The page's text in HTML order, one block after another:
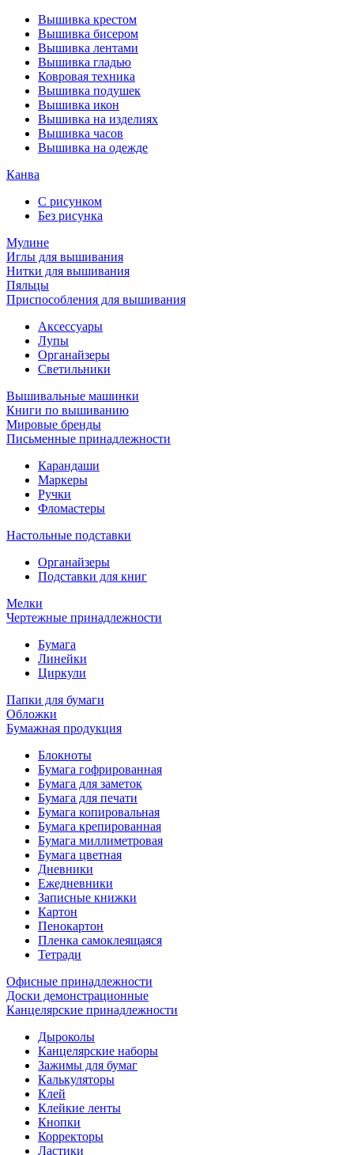
Вышивка крестом
Вышивка бисером
Вышивка лентами
Вышивка гладью
Ковровая техника
Вышивка подушек
Вышивка икон
Вышивка на изделиях
Вышивка часов
Вышивка на одежде
Канва
С рисунком
Без рисунка
Мулине
Иглы для вышивания
Нитки для вышивания
Пяльцы
Приспособления для вышивания
Аксессуары
Лупы
Органайзеры
Светильники
Вышивальные машинки
Книги по вышиванию
Мировые бренды
Письменные принадлежности
Карандаши
Маркеры
Ручки
Фломастеры
Настольные подставки
Органайзеры
Подставки для книг
Мелки
Чертежные принадлежности
Бумага
Линейки
Циркули
Папки для бумаги
Обложки
Бумажная продукция
Блокноты
Бумага гофрированная
Бумага для заметок
Бумага для печати
Бумага копировальная
Бумага крепированная
Бумага миллиметровая
Бумага цветная
Дневники
Ежедневники
Записные книжки
Картон
Пенокартон
Пленка самоклеящаяся
Тетради
Офисные принадлежности
Доски демонстрационные
Канцелярские принадлежности
Дыроколы
Канцелярские наборы
Зажимы для бумаг
Калькуляторы
Клей
Клейкие ленты
Кнопки
Корректоры
Ластики